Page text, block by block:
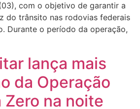
com o objetivo de garantir a
do trânsito nas rodovias federais
Durante o período da operação,
lança mais
da Operação
Zero na noite